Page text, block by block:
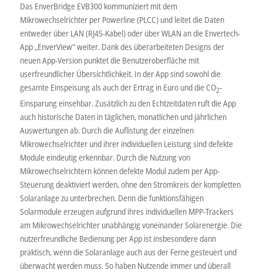
Das EnverBridge EVB300 kommuniziert mit dem
Mikrowechselrichter per Powerline (PLCC) und leitet die Daten
entweder über LAN (RJ45-Kabel) oder über WLAN an die Envertech-
App „EnverView“ weiter. Dank des überarbeiteten Designs der
neuen App-Version punktet die Benutzeroberfläche mit
userfreundlicher Übersichtlichkeit. In der App sind sowohl die
gesamte Einspeisung als auch der Ertrag in Euro und die CO2-
Einsparung einsehbar. Zusätzlich zu den Echtzeitdaten ruft die App
auch historische Daten in täglichen, monatlichen und jährlichen
Auswertungen ab. Durch die Auflistung der einzelnen
Mikrowechselrichter und ihrer individuellen Leistung sind defekte
Module eindeutig erkennbar. Durch die Nutzung von
Mikrowechselrichtern können defekte Modul zudem per App-
Steuerung deaktiviert werden, ohne den Stromkreis der kompletten
Solaranlage zu unterbrechen. Denn die funktionsfähigen
Solarmodule erzeugen aufgrund ihres individuellen MPP-Trackers
am Mikrowechselrichter unabhängig voneinander Solarenergie. Die
nutzerfreundliche Bedienung per App ist insbesondere dann
praktisch, wenn die Solaranlage auch aus der Ferne gesteuert und
überwacht werden muss. So haben Nutzende immer und überall